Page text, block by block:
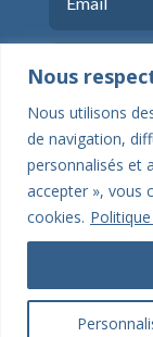
Nous
Nous utilisons
de navigation,
personnalisés et
accepter », vous
cookies.